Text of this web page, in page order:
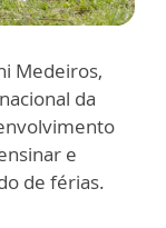
Medeiros,
da
e
de férias.